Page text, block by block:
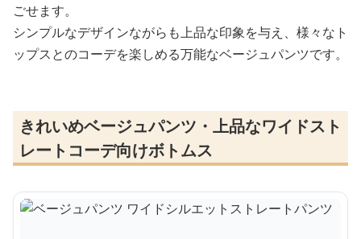
ごせます。
シンプルなデザインながらも上品な印象を与え、様々なト
ップスとのコーデを楽しめる万能なベージュパンツです。
きれいめベージュパンツ・上品なワイドスト
レートコーデ向けボトムス